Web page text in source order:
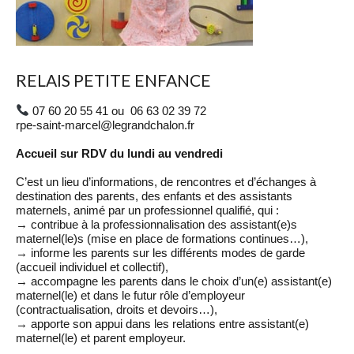
RELAIS PETITE ENFANCE
07 60 20 55 41 ou 06 63 02 39 72
rpe-saint-marcel@legrandchalon.fr
Accueil sur RDV du lundi au vendredi
C’est un lieu d’informations, de rencontres et d’échanges à
destination des parents, des enfants et des assistants
maternels, animé par un professionnel qualifié, qui :
→ contribue à la professionnalisation des assistant(e)s
maternel(le)s (mise en place de formations continues…),
→ informe les parents sur les différents modes de garde
(accueil individuel et collectif),
→ accompagne les parents dans le choix d’un(e) assistant(e)
maternel(le) et dans le futur rôle d’employeur
(contractualisation, droits et devoirs…),
→ apporte son appui dans les relations entre assistant(e)
maternel(le) et parent employeur.